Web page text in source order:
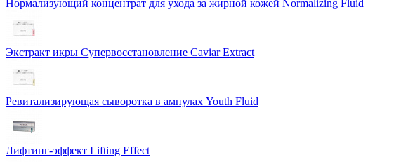
Нормализующий концентрат для ухода за жирной кожей Normalizing Fluid
Экстракт икры Cупервосстановление Caviar Extract
Ревитализирующая сыворотка в ампулах Youth Fluid
Лифтинг-эффект Lifting Effect